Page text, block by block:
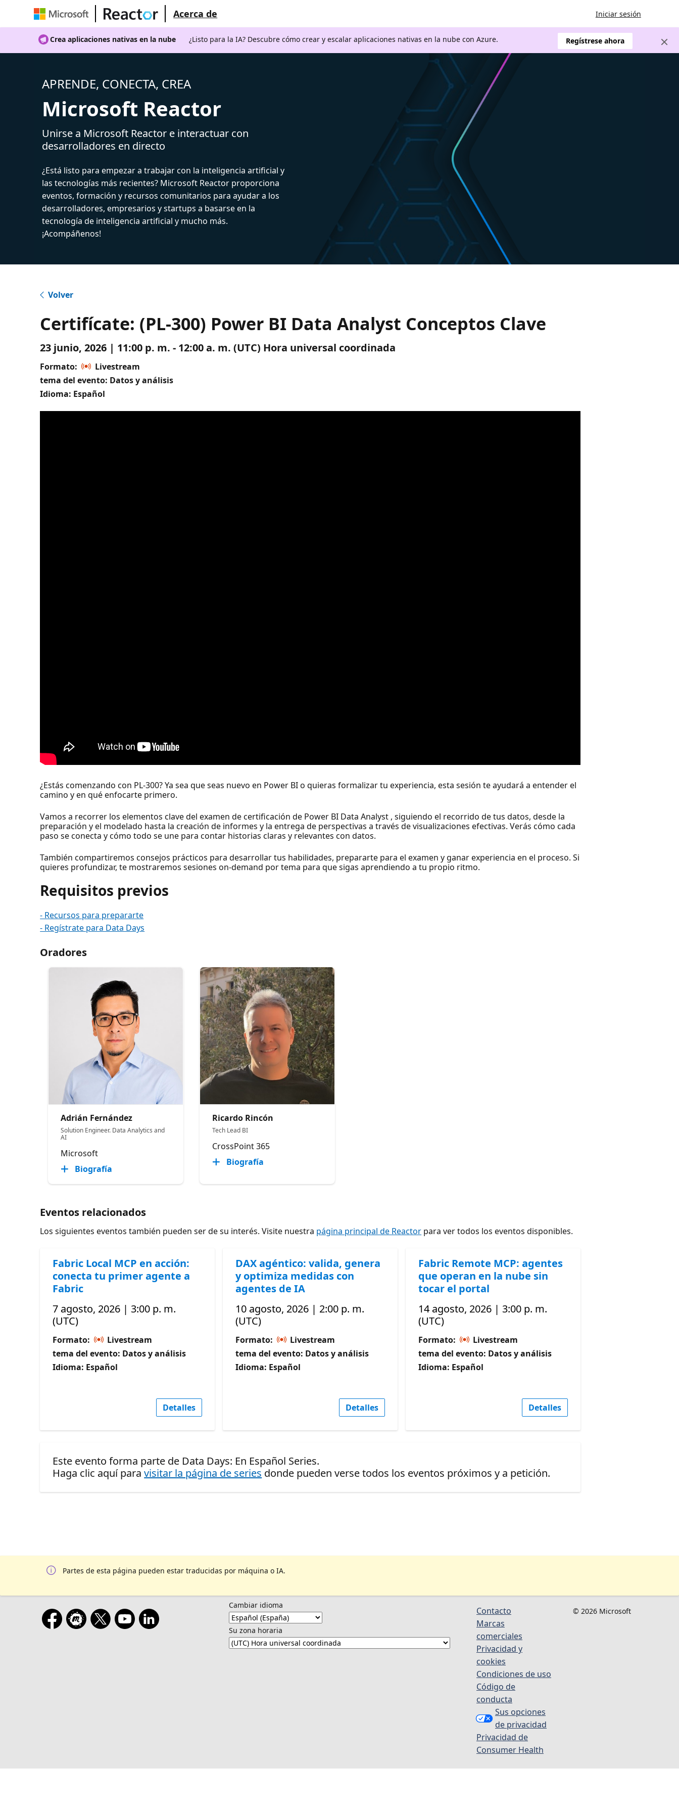
Acerca de Iniciar sesión
Crea aplicaciones nativas en la nube ¿Listo para la IA? Descubre cómo crear y escalar aplicaciones nativas en la nube con Azure. Regístrese ahora
APRENDE, CONECTA, CREA
Microsoft Reactor
Unirse a Microsoft Reactor e interactuar con
desarrolladores en directo
¿Está listo para empezar a trabajar con la inteligencia artificial y
las tecnologías más recientes? Microsoft Reactor proporciona
eventos, formación y recursos comunitarios para ayudar a los
desarrolladores, empresarios y startups a basarse en la
tecnología de inteligencia artificial y mucho más.
¡Acompáñenos!
Volver
Certifícate: (PL-300) Power BI Data Analyst Conceptos Clave
23 junio, 2026 | 11:00 p. m. - 12:00 a. m. (UTC) Hora universal coordinada
Formato:
Livestream
tema del evento: Datos y análisis
Idioma: Español
¿Estás comenzando con PL-300? Ya sea que seas nuevo en Power BI o quieras formalizar tu experiencia, esta sesión te ayudará a entender el
camino y en qué enfocarte primero.
Vamos a recorrer los elementos clave del examen de certificación de Power BI Data Analyst , siguiendo el recorrido de tus datos, desde la
preparación y el modelado hasta la creación de informes y la entrega de perspectivas a través de visualizaciones efectivas. Verás cómo cada
paso se conecta y cómo todo se une para contar historias claras y relevantes con datos.
También compartiremos consejos prácticos para desarrollar tus habilidades, prepararte para el examen y ganar experiencia en el proceso. Si
quieres profundizar, te mostraremos sesiones on-demand por tema para que sigas aprendiendo a tu propio ritmo.
Requisitos previos
- Recursos para prepararte
- Regístrate para Data Days
Oradores
Adrián Fernández
Solution Engineer. Data Analytics and
AI
Microsoft
Biografía
Ricardo Rincón
Tech Lead BI
CrossPoint 365
Biografía
Eventos relacionados
Los siguientes eventos también pueden ser de su interés. Visite nuestra página principal de Reactor para ver todos los eventos disponibles.
Fabric Local MCP en acción:
conecta tu primer agente a
Fabric
7 agosto, 2026 | 3:00 p. m.
(UTC)
Formato:
Livestream
tema del evento: Datos y análisis
Idioma: Español
Detalles
DAX agéntico: valida, genera
y optimiza medidas con
agentes de IA
10 agosto, 2026 | 2:00 p. m.
(UTC)
Formato:
Livestream
tema del evento: Datos y análisis
Idioma: Español
Detalles
Fabric Remote MCP: agentes
que operan en la nube sin
tocar el portal
14 agosto, 2026 | 3:00 p. m.
(UTC)
Formato:
Livestream
tema del evento: Datos y análisis
Idioma: Español
Detalles
Este evento forma parte de Data Days: En Español Series.
Haga clic aquí paravisitar la página de series donde pueden verse todos los eventos próximos y a petición.
Partes de esta página pueden estar traducidas por máquina o IA.
Cambiar idioma
Su zona horaria
Contacto
Marcas
comerciales
Privacidad y
cookies
Condiciones de uso
Código de
conducta
Sus opciones
de privacidad
Privacidad de
Consumer Health
© 2026 Microsoft